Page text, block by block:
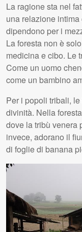
La ragione sta nel
una relazione
dipendono per i
La foresta non è
medicina e cibo. Le
Come un uomo
come un bambino
Per i popoli tribali,
divinità. Nella
dove la tribù venera
invece, adorano il
di foglie di banana